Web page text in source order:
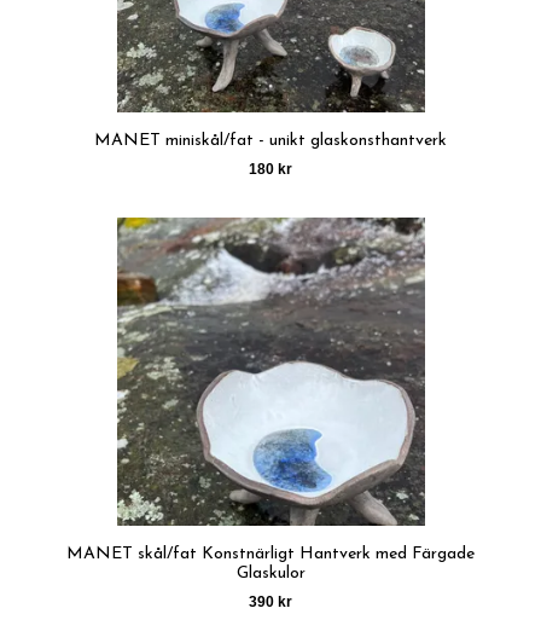
MANET miniskål/fat - unikt glaskonsthantverk
180 kr
MANET skål/fat Konstnärligt Hantverk med Färgade
Glaskulor
390 kr